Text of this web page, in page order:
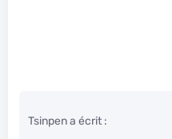
Tsinpen a écrit :